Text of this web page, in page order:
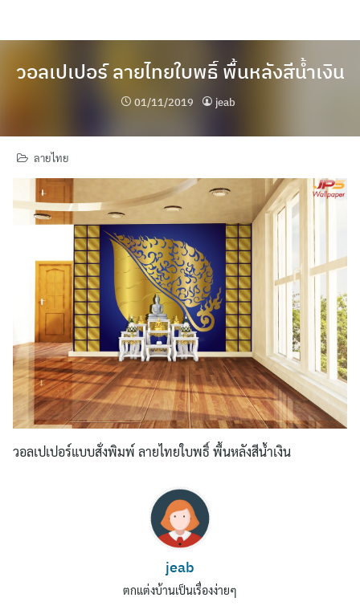
วอลเปเปอร์ ลายไทยใบพธิ์ พื้นหลังสีน้ำเงิน
01/11/2019 jeab
ลายไทย
วอลเปเปอร์แบบสั่งพิมพ์ ลายไทยใบพธิ์ พื้นหลังสีน้ำเงิน
jeab
ตกแต่งบ้านเป็นเรื่องง่ายๆ